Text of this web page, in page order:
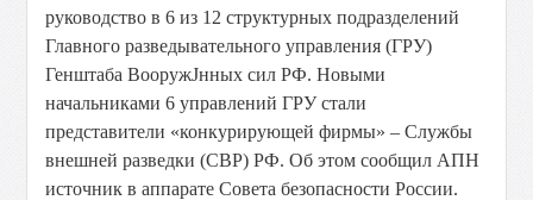
руководство в 6 из 12 структурных подразделений
Главного разведывательного управления (ГРУ)
Генштаба ВооружЈнных сил РФ. Новыми
начальниками 6 управлений ГРУ стали
представители «конкурирующей фирмы» – Службы
внешней разведки (СВР) РФ. Об этом сообщил АПН
источник в аппарате Совета безопасности России.